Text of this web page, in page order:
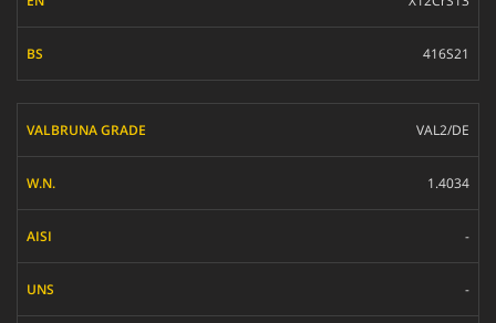
416S21
VAL2/DE
1.4034
-
-